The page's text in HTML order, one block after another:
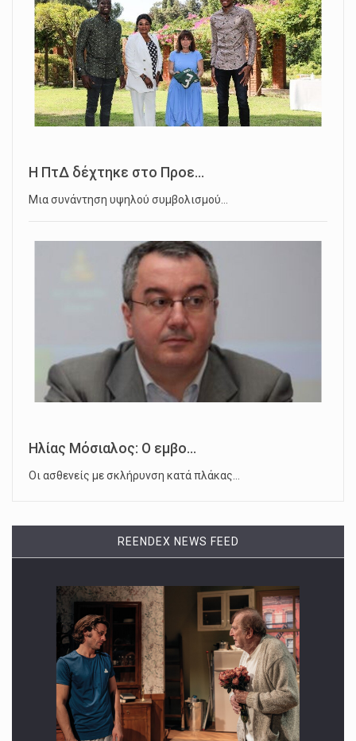
Η ΠτΔ δέχτηκε στο Προε...
Μια συνάντηση υψηλού συμβολισμού…
Ηλίας Μόσιαλος: Ο εμβο...
Οι ασθενείς με σκλήρυνση κατά πλάκας…
REENDEX NEWS FEED